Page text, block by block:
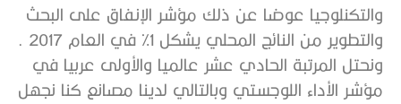
والتكنلوجيا عوضا عن ذلك مؤشر الإنفاق على البحث
والتطوير من النائج المحلي يشكل 1% في العام 2017 .
ونحتل المرتبة الحادي عشر عالميا والأولى عربيا في
مؤشر الأداء اللوجستي وبالتالي لدينا مصانع كنا نجهل